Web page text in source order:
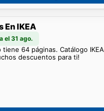
En IKEA
el 31 ago.
tiene 64 páginas. Catálogo IKEA
descuentos para ti!